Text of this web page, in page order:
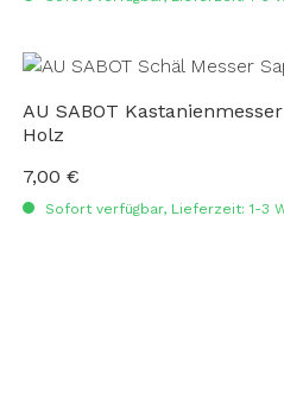
AU SABOT
Holz
Regulärer Preis:
7,00 €
Sofort verfügbar, Lieferzeit: 1-3